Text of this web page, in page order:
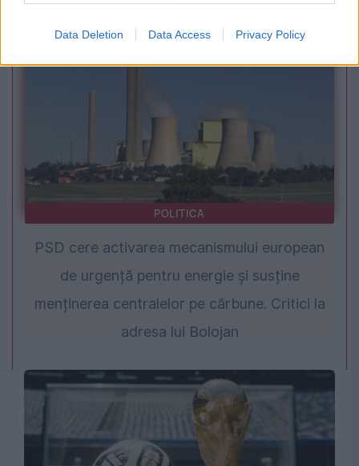
Data Deletion Data Access Privacy Policy
POLITICA
PSD cere activarea mecanismului european
de urgență pentru energie și susține
menținerea centralelor pe cărbune. Critici la
adresa lui Bolojan